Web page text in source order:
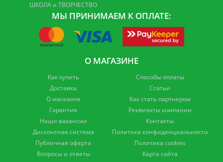
ШКОЛА и ТВОРЧЕСТВО
МЫ ПРИНИМАЕМ К ОПЛАТЕ:
О МАГАЗИНЕ
Как купить
Доставка
О магазине
Гарантия
Наши вакансии
Дисконтная система
Публичная оферта
Вопросы и ответы
Способы оплаты
Статьи
Как стать партнером
Реквизиты компании
Контакты
Политика конфиденциальности
Политика cookies
Карта сайта